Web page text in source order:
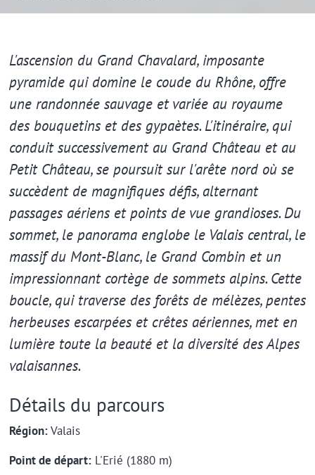
Extrait
L'ascension du Grand Chavalard, imposante
pyramide qui domine le coude du Rhône, offre
une randonnée sauvage et variée au royaume
des bouquetins et des gypaètes. L'itinéraire, qui
conduit successivement au Grand Château et au
Petit Château, se poursuit sur l'arête nord où se
succèdent de magnifiques défis, alternant
passages aériens et points de vue grandioses. Du
sommet, le panorama englobe le Valais central, le
massif du Mont-Blanc, le Grand Combin et un
impressionnant cortège de sommets alpins. Cette
boucle, qui traverse des forêts de mélèzes, pentes
herbeuses escarpées et crêtes aériennes, met en
lumière toute la beauté et la diversité des Alpes
valaisannes.
Détails du parcours
Région:Valais
Point de départ:L'Erié (1880 m)